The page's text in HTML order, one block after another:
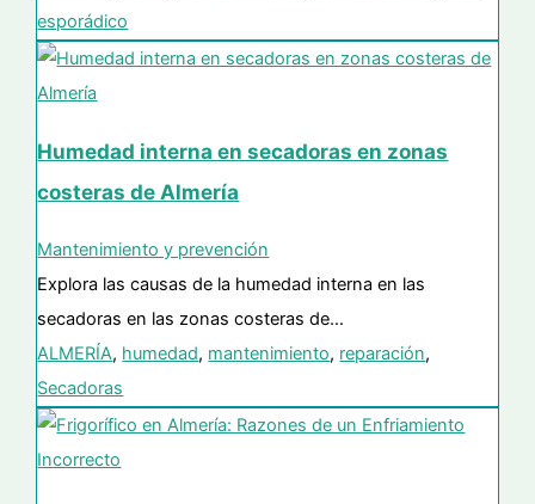
esporádico
Humedad interna en secadoras en zonas
costeras de Almería
Mantenimiento y prevención
Explora las causas de la humedad interna en las
secadoras en las zonas costeras de…
ALMERÍA, humedad, mantenimiento, reparación,
Secadoras